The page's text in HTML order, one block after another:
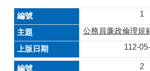
1
公務員廉政倫理規
112-
2